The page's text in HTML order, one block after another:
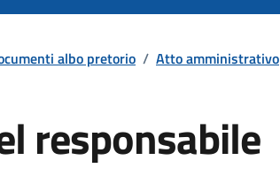
albo pretorio / Atto amministrativo
responsabile